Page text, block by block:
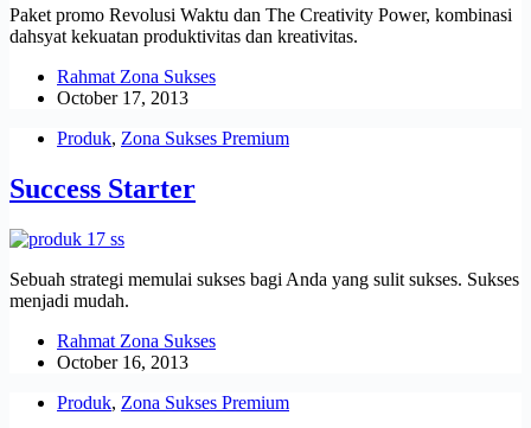
Paket promo Revolusi Waktu dan The Creativity Power, kombinasi
dahsyat kekuatan produktivitas dan kreativitas.
Rahmat Zona Sukses
October 17, 2013
Produk, Zona Sukses Premium
Success Starter
Sebuah strategi memulai sukses bagi Anda yang sulit sukses. Sukses
menjadi mudah.
Rahmat Zona Sukses
October 16, 2013
Produk, Zona Sukses Premium